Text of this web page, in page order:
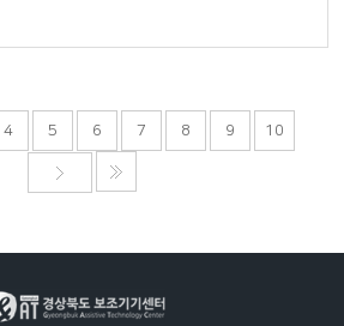
4 5 6 7 8 9 10